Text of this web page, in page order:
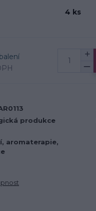
4 ks
balení
produkce
aromaterapie,